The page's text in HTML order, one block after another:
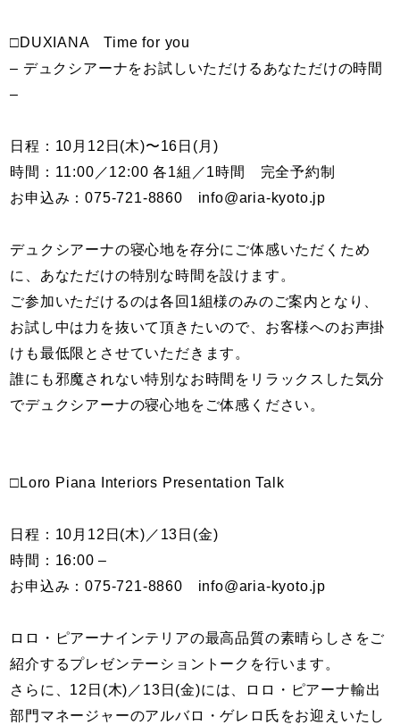
□DUXIANA Time for you
– デュクシアーナをお試しいただけるあなただけの時間
–
日程：10月12日(木)〜16日(月)
時間：11:00／12:00 各1組／1時間 完全予約制
お申込み：075-721-8860 info@aria-kyoto.jp
デュクシアーナの寝心地を存分にご体感いただくため
に、あなただけの特別な時間を設けます。
ご参加いただけるのは各回1組様のみのご案内となり、
お試し中は力を抜いて頂きたいので、お客様へのお声掛
けも最低限とさせていただきます。
誰にも邪魔されない特別なお時間をリラックスした気分
でデュクシアーナの寝心地をご体感ください。
□Loro Piana Interiors Presentation Talk
日程：10月12日(木)／13日(金)
時間：16:00 –
お申込み：075-721-8860 info@aria-kyoto.jp
ロロ・ピアーナインテリアの最高品質の素晴らしさをご
紹介するプレゼンテーショントークを行います。
さらに、12日(木)／13日(金)には、ロロ・ピアーナ輸出
部門マネージャーのアルバロ・ゲレロ氏をお迎えいたし